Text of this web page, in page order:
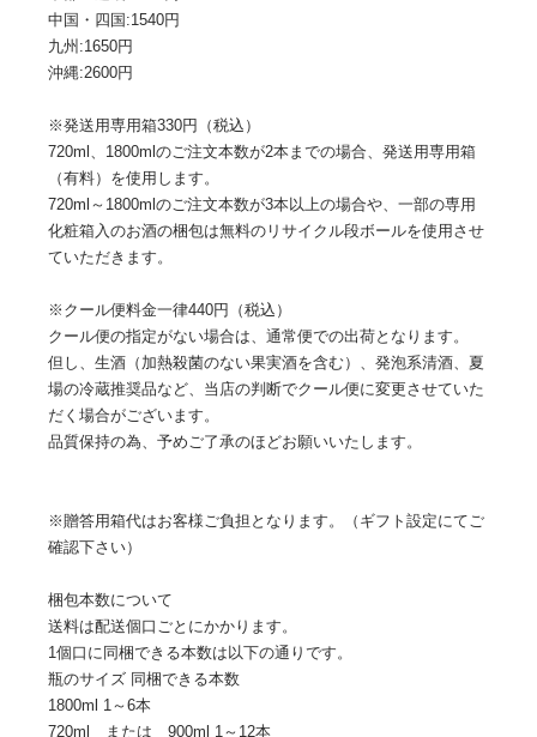
中国・四国:1540円
九州:1650円
沖縄:2600円
※発送用専用箱330円（税込）
720ml、1800mlのご注文本数が2本までの場合、発送用専用箱
（有料）を使用します。
720ml～1800mlのご注文本数が3本以上の場合や、一部の専用
化粧箱入のお酒の梱包は無料のリサイクル段ボールを使用させ
ていただきます。
※クール便料金一律440円（税込）
クール便の指定がない場合は、通常便での出荷となります。
但し、生酒（加熱殺菌のない果実酒を含む）、発泡系清酒、夏
場の冷蔵推奨品など、当店の判断でクール便に変更させていた
だく場合がございます。
品質保持の為、予めご了承のほどお願いいたします。
※贈答用箱代はお客様ご負担となります。（ギフト設定にてご
確認下さい）
梱包本数について
送料は配送個口ごとにかかります。
1個口に同梱できる本数は以下の通りです。
瓶のサイズ 同梱できる本数
1800ml 1～6本
720ml または 900ml 1～12本